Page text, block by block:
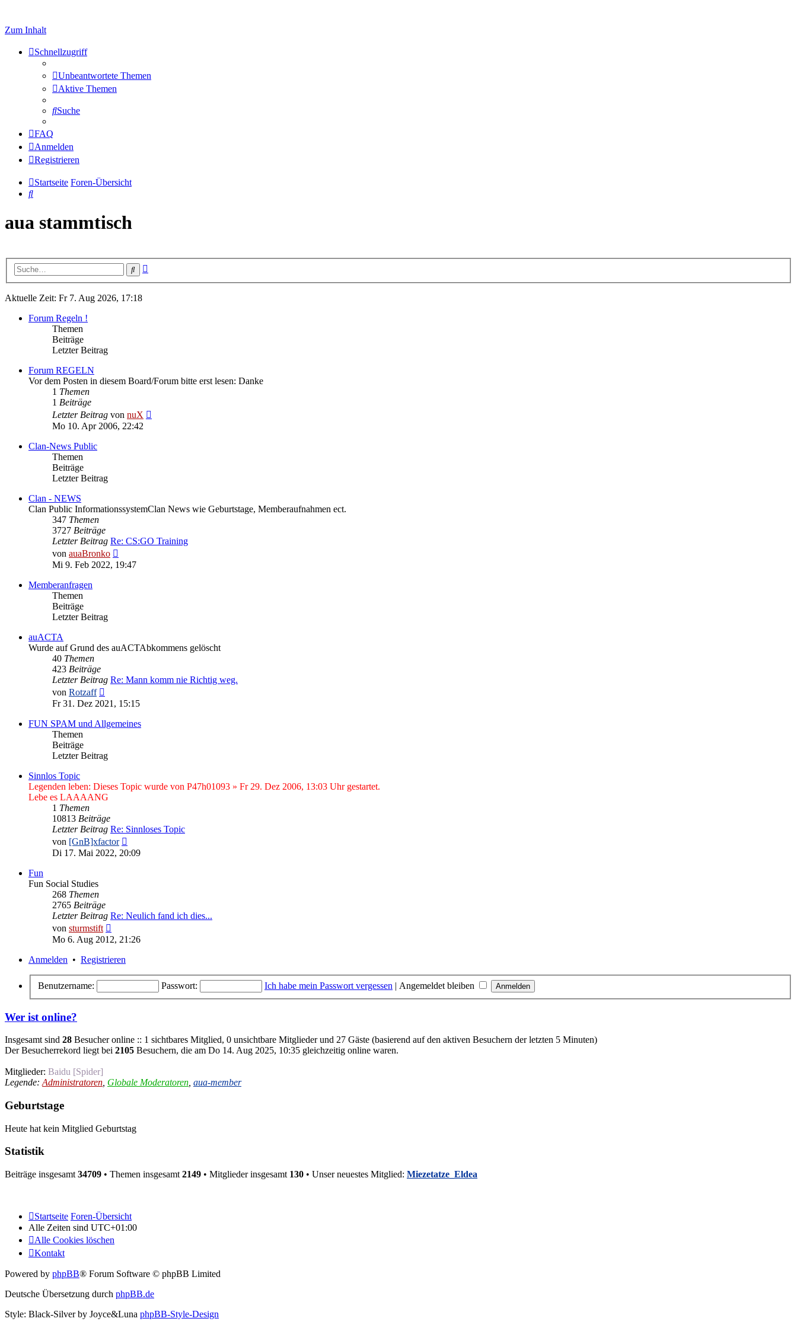
Zum Inhalt
Schnellzugriff
Unbeantwortete Themen
Aktive Themen
Suche
FAQ
Anmelden
Registrieren
Startseite Foren-Übersicht
Suche
aua stammtisch
Suche
Aktuelle Zeit: Fr 7. Aug 2026, 17:18
Forum Regeln !
Themen
Beiträge
Letzter Beitrag
Forum REGELN
Vor dem Posten in diesem Board/Forum bitte erst lesen: Danke
1 Themen
1 Beiträge
Letzter Beitrag von nuX
Mo 10. Apr 2006, 22:42
Clan-News Public
Themen
Beiträge
Letzter Beitrag
Clan - NEWS
Clan Public InformationssystemClan News wie Geburtstage, Memberaufnahmen ect.
347 Themen
3727 Beiträge
Letzter Beitrag Re: CS:GO Training
von auaBronko
Beitrag
Mi 9. Feb 2022, 19:47
Memberanfragen
Themen
Beiträge
Letzter Beitrag
auACTA
Wurde auf Grund des auACTAbkommens gelöscht
40 Themen
423 Beiträge
Letzter Beitrag Re: Mann komm nie Richtig weg.
von Rotzaff
Beitrag
Fr 31. Dez 2021, 15:15
FUN SPAM und Allgemeines
Themen
Beiträge
Letzter Beitrag
Sinnlos Topic
Legenden leben: Dieses Topic wurde von P47h01093 » Fr 29. Dez 2006, 13:03 Uhr gestartet.
Lebe es LAAAANG
1 Themen
10813 Beiträge
Letzter Beitrag Re: Sinnloses Topic
von [GnB]xfactor
Beitrag
Di 17. Mai 2022, 20:09
Fun
Fun Social Studies
268 Themen
2765 Beiträge
Letzter Beitrag Re: Neulich fand ich dies...
von sturmstift
Beitrag
Mo 6. Aug 2012, 21:26
Anmelden • Registrieren
Benutzername: Passwort: Ich habe mein Passwort vergessen | Angemeldet bleiben
Wer ist online?
Insgesamt sind 28 Besucher online :: 1 sichtbares Mitglied, 0 unsichtbare Mitglieder und 27 Gäste (basierend auf den aktiven Besuchern der letzten 5 Minuten)
Der Besucherrekord liegt bei 2105 Besuchern, die am Do 14. Aug 2025, 10:35 gleichzeitig online waren.
Mitglieder: Baidu [Spider]
Legende: Administratoren Globale Moderatoren aua-member
Geburtstage
Heute hat kein Mitglied Geburtstag
Statistik
Beiträge insgesamt 34709 • Themen insgesamt 2149 • Mitglieder insgesamt 130 • Unser neuestes Mitglied: Miezetatze_Eldea
Startseite Foren-Übersicht
Alle Zeiten sind UTC+01:00
Alle Cookies löschen
Kontakt
Powered by phpBB® Forum Software © phpBB Limited
Deutsche Übersetzung durch phpBB.de
Style: Black-Silver by Joyce&Luna phpBB-Style-Design